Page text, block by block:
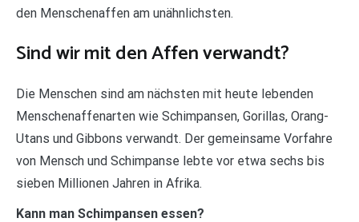
den Menschenaffen am unähnlichsten.
Sind wir mit den Affen verwandt?
Die Menschen sind am nächsten mit heute lebenden
Menschenaffenarten wie Schimpansen, Gorillas, Orang-
Utans und Gibbons verwandt. Der gemeinsame Vorfahre
von Mensch und Schimpanse lebte vor etwa sechs bis
sieben Millionen Jahren in Afrika.
Kann man Schimpansen essen?